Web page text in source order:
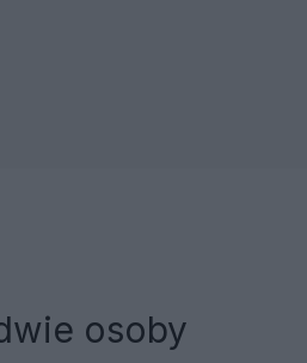
osoby